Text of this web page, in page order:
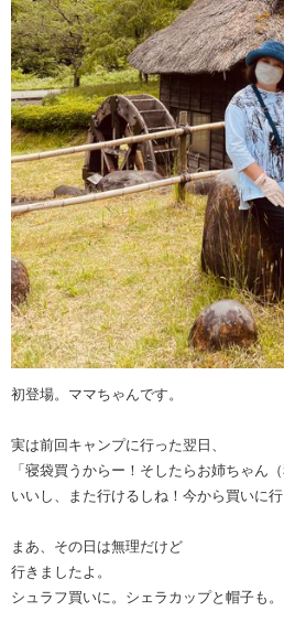
初登場。ママちゃんです。
実は前回キャンプに行った翌日、
「寝袋買うからー！そしたらお姉ちゃん
いいし、また行けるしね！今から買いに行
まあ、その日は無理だけど
行きましたよ。
シュラフ買いに。シェラカップと帽子も。